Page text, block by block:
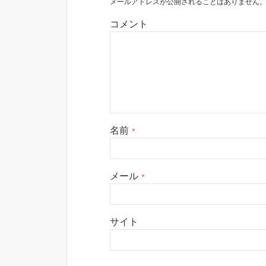
コメント
名前 *
メール *
サイト